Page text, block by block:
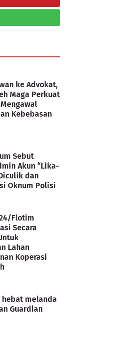
ke Advokat,
Maga Perkuat
Kebebasan
Sebut
Akun “Lika-
dan
Oknum Polisi
Flotim
Secara
Lahan
Koperasi
hebat melanda
Guardian